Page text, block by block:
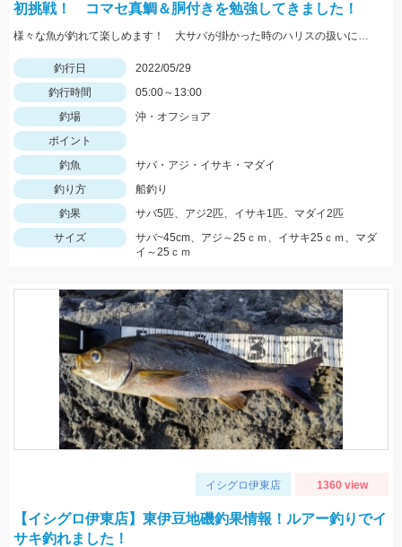
初挑戦！ コマセ真鯛＆胴付きを勉強してきました！
様々な魚が釣れて楽しめます！ 大サバが掛かった時のハリスの扱いにはご用心！
釣行日
2022/05/29
釣行時間
05:00～13:00
釣場
沖・オフショア
ポイント
釣魚
サバ・アジ・イサキ・マダイ
釣り方
船釣り
釣果
サバ5匹、アジ2匹、イサキ1匹、マダイ2匹
サイズ
サバ~45cm、アジ～25ｃｍ、イサキ25ｃｍ、マダ
イ～25ｃｍ
イシグロ伊東店 1360 view
【イシグロ伊東店】東伊豆地磯釣果情報！ルアー釣りでイ
サキ釣れました！